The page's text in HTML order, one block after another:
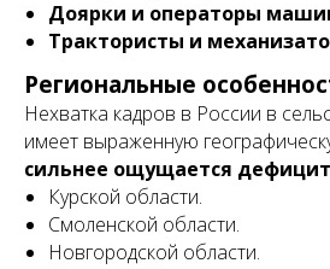
Доярки и операторы
Трактористы и
Региональные
Нехватка кадров в России в
имеет выраженную
сильнее ощущается дефицит
Курской области.
Смоленской области.
Новгородской области.